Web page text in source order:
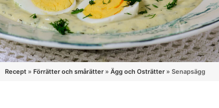
Recept » Förrätter och smårätter » Ägg och Osträtter » Senapsägg